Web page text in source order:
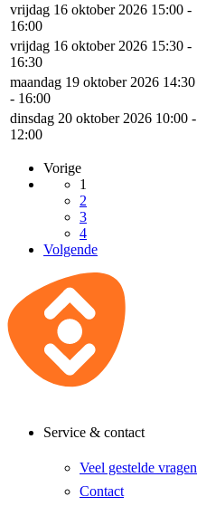
vrijdag 16 oktober 2026 15:00 -
16:00
vrijdag 16 oktober 2026 15:30 -
16:30
maandag 19 oktober 2026 14:30
- 16:00
dinsdag 20 oktober 2026 10:00 -
12:00
Vorige
1
2
3
4
Volgende
Service & contact
Veel gestelde vragen
Contact